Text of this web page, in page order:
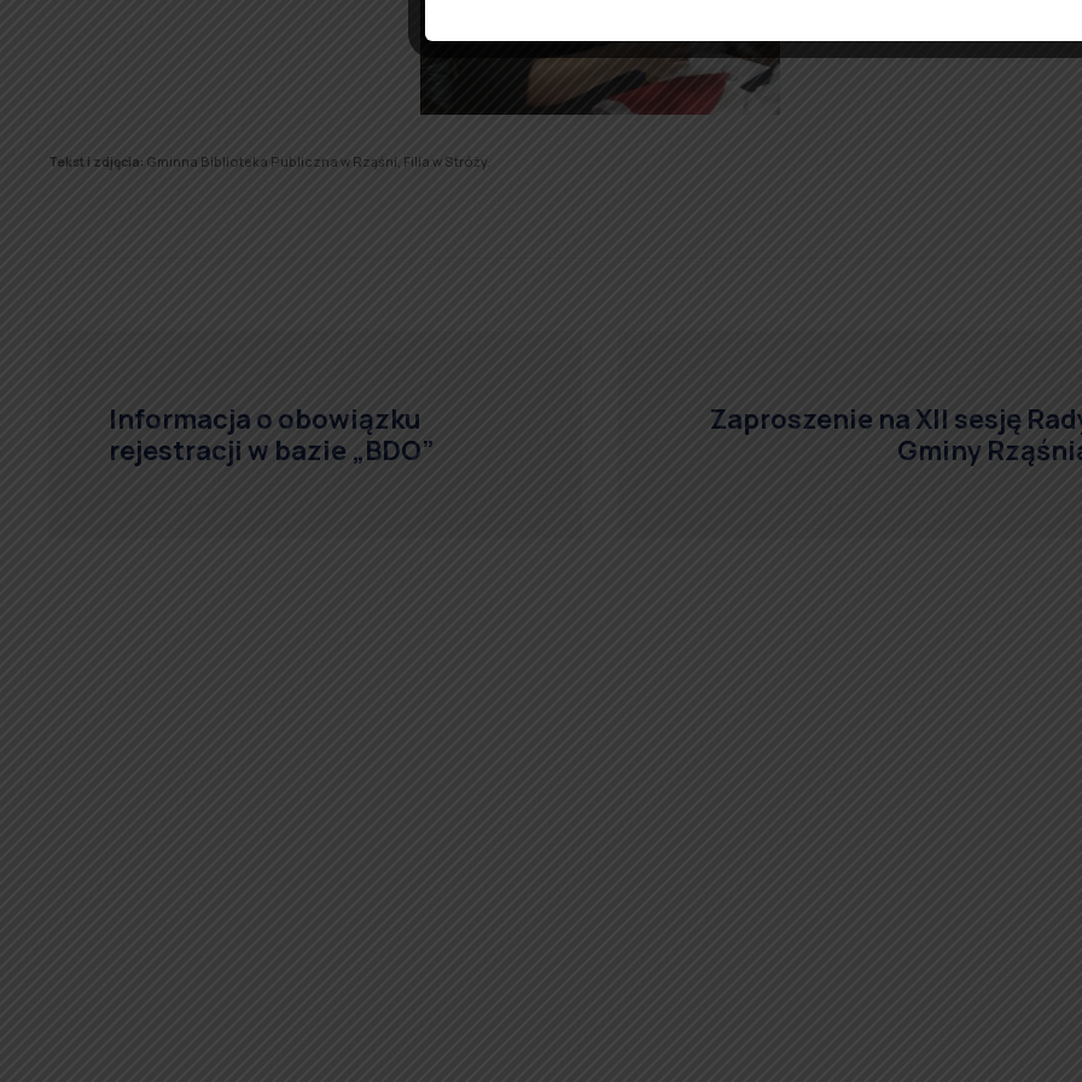
Tekst i zdjęcia: Gminna Biblioteka Publiczna w Rząśni, Filia w Stróży.
Informacja o obowiązku
rejestracji w bazie „BDO”
Zaproszenie na XII sesję
Gminy